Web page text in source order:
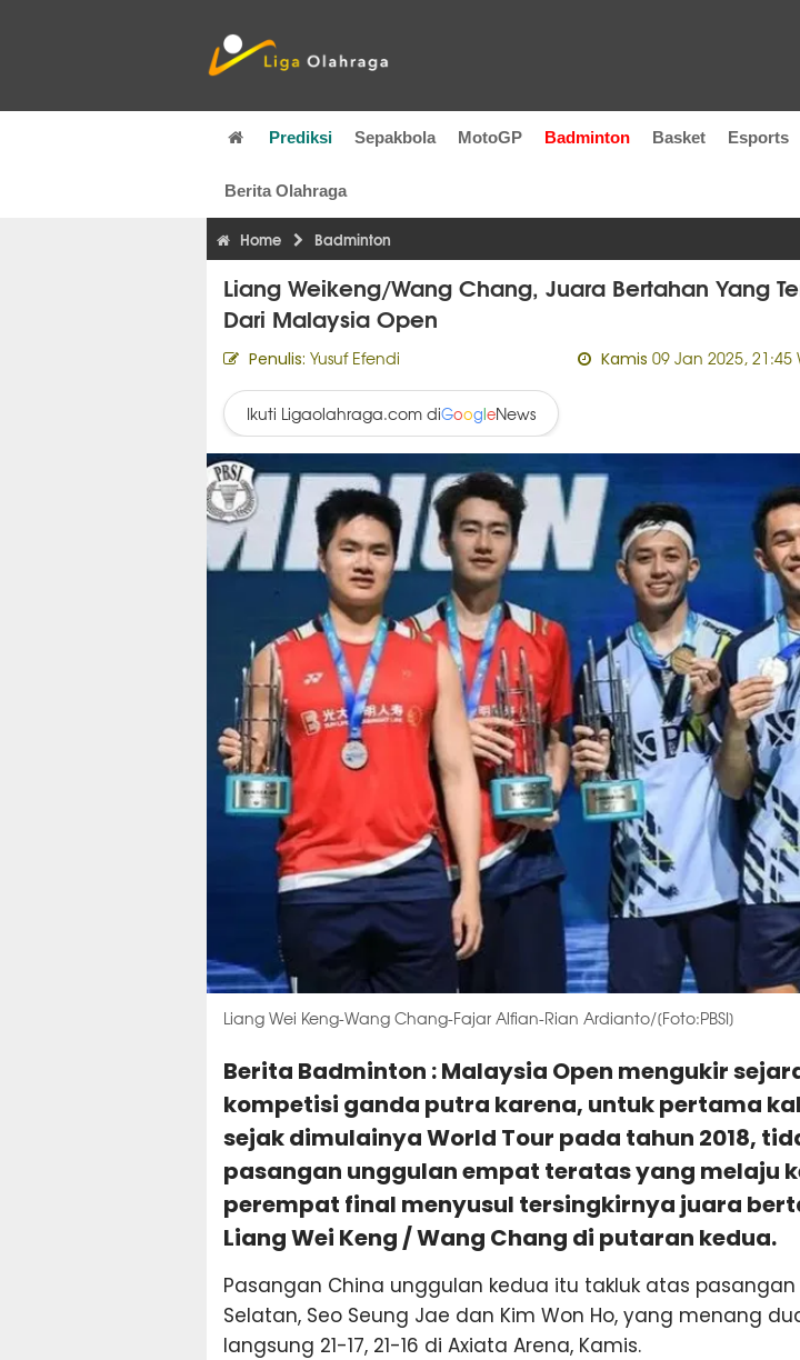
Prediksi Sepakbola MotoGP Badminton Basket Esports
Berita Olahraga
Home Badminton
Liang Weikeng/Wang Chang, Juara Bertahan Yang
Dari Malaysia Open
Penulis: Yusuf Efendi Kamis 09 Jan 2025, 21:45
Ikuti Ligaolahraga.com diGoogleNews
Liang Wei Keng-Wang Chang-Fajar Alfian-Rian Ardianto/[Foto:PBSI]
Berita Badminton : Malaysia Open mengukir
kompetisi ganda putra karena, untuk pertama
sejak dimulainya World Tour pada tahun 2018,
pasangan unggulan empat teratas yang melaju
perempat final menyusul tersingkirnya juara
Liang Wei Keng / Wang Chang di putaran kedua.
Pasangan China unggulan kedua itu takluk atas pasangan
Selatan, Seo Seung Jae dan Kim Won Ho, yang menang
langsung 21-17, 21-16 di Axiata Arena, Kamis.